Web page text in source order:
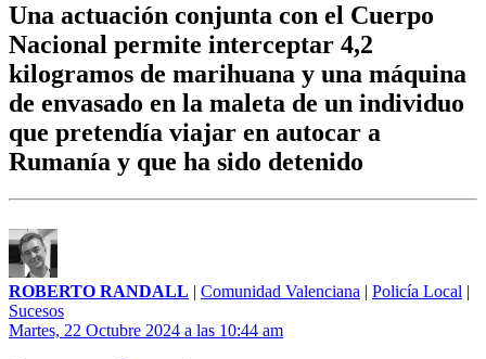
Una actuación conjunta con el Cuerpo
Nacional permite interceptar 4,2
kilogramos de marihuana y una máquina
de envasado en la maleta de un individuo
que pretendía viajar en autocar a
Rumanía y que ha sido detenido
ROBERTO RANDALL | Comunidad Valenciana | Policía Local |
Sucesos
Martes, 22 Octubre 2024 a las 10:44 am